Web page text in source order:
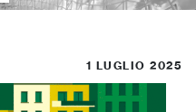
1 LUGLIO 2025